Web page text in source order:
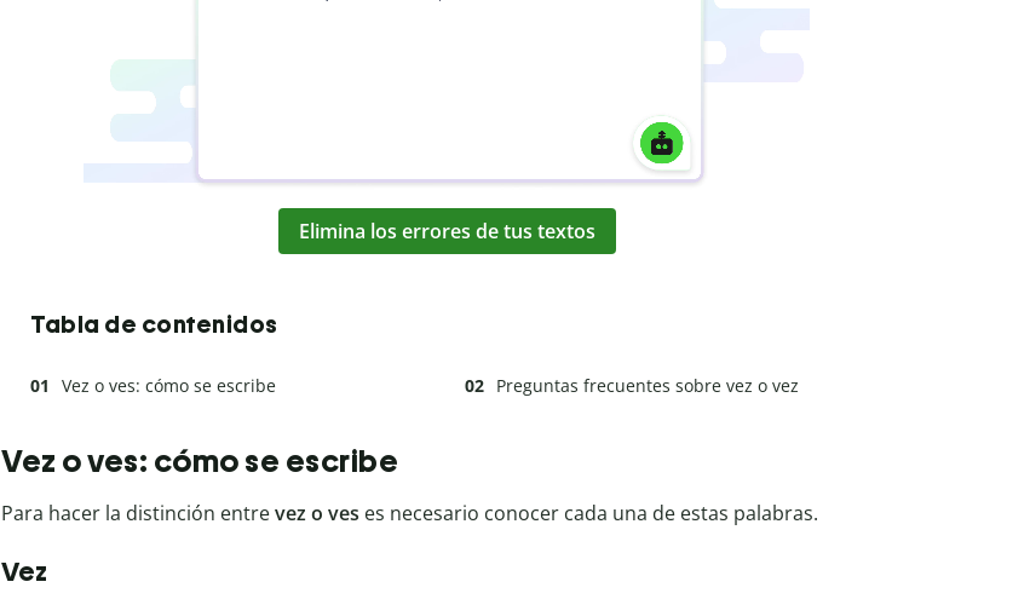
Elimina los errores de tus textos
Tabla de contenidos
Vez o ves: cómo se escribe Preguntas frecuentes sobre vez o vez
Vez o ves: cómo se escribe
Para hacer la distinción entrevez o ves es necesario conocer cada una de estas palabras.
Vez